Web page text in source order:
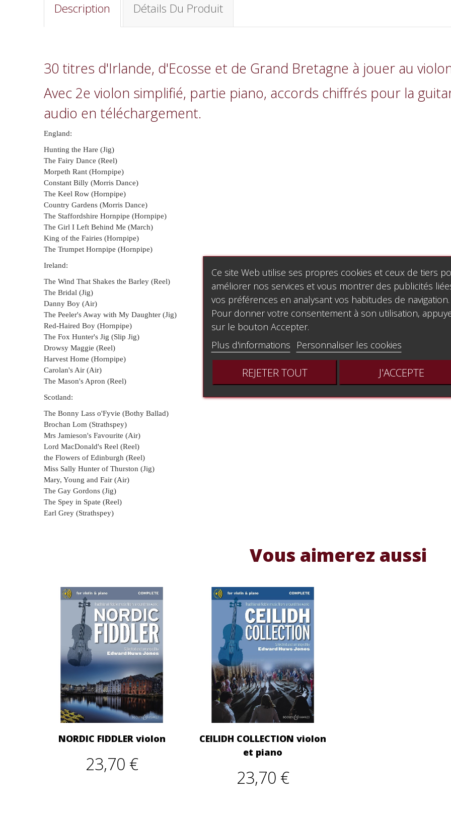
Description Détails Du Produit
30 titres d'Irlande, d'Ecosse et de Grand Bretagne à jouer au
Avec 2e violon simplifié, partie piano, accords chiffrés pour la
audio en téléchargement.
England:
Hunting the Hare (Jig)
The Fairy Dance (Reel)
Morpeth Rant (Hornpipe)
Constant Billy (Morris Dance)
The Keel Row (Hornpipe)
Country Gardens (Morris Dance)
The Staffordshire Hornpipe (Hornpipe)
The Girl I Left Behind Me (March)
King of the Fairies (Hornpipe)
The Trumpet Hornpipe (Hornpipe)
Ireland:
The Wind That Shakes the Barley (Reel)
The Bridal (Jig)
Danny Boy (Air)
The Peeler's Away with My Daughter (Jig)
Red-Haired Boy (Hornpipe)
The Fox Hunter's Jig (Slip Jig)
Drowsy Maggie (Reel)
Harvest Home (Hornpipe)
Carolan's Air (Air)
The Mason's Apron (Reel)
Scotland:
The Bonny Lass o'Fyvie (Bothy Ballad)
Brochan Lom (Strathspey)
Mrs Jamieson's Favourite (Air)
Lord MacDonald's Reel (Reel)
the Flowers of Edinburgh (Reel)
Miss Sally Hunter of Thurston (Jig)
Mary, Young and Fair (Air)
The Gay Gordons (Jig)
The Spey in Spate (Reel)
Earl Grey (Strathspey)
Vous aimerez aussi
NORDIC FIDDLER violon
23,70 €
CEILIDH COLLECTION violon
et piano
23,70 €
Ce site Web utilise ses propres cookies et ceux de tiers
améliorer nos services et vous montrer des publicités
vos préférences en analysant vos habitudes de navigation.
Pour donner votre consentement à son utilisation,
sur le bouton Accepter.
Plus d'informations
Personnaliser les cookies
REJETER TOUT J'ACCEPTE